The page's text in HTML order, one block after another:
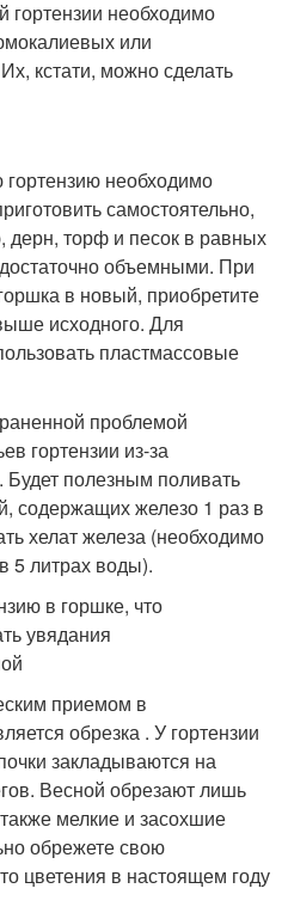
гортензии необходимо
или
кстати, можно сделать
необходимо
самостоятельно,
дерн, торф и песок в равных
объемными. При
в новый, приобретите
исходного. Для
пластмассовые
проблемой
гортензии из-за
Будет полезным поливать
содержащих железо 1 раз в
хелат железа (необходимо
5 литрах воды).
приемом в
обрезка . У гортензии
закладываются на
Весной обрезают лишь
мелкие и засохшие
обрежете свою
цветения в настоящем году